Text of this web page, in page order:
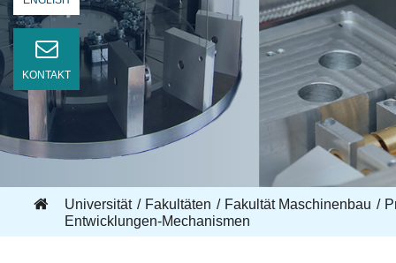
KONTAKT
Universität Fakultäten Fakultät Maschinenbau
Entwicklungen-Mechanismen